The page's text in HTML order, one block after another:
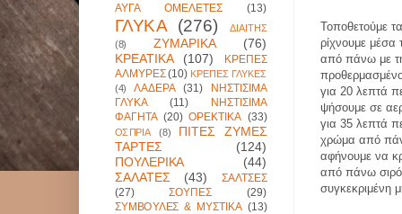
Τοποθετούμε
ρίχνουμε μέσα
από πάνω με
για 20 λεπτά
ψήσουμε σε
για 35 λεπτά
χρώμα από
αφήνουμε να
από πάνω
συγκεκριμένη
ΑΥΓΑ ΟΜΕΛΕΤΕΣ (13)
ΓΛΥΚΑ (276)
ΔΙΑΙΤΗΣ
(8)
ΖΥΜΑΡΙΚΑ
(76)
ΚΡΕΑΤΙΚΑ
(107)
ΚΡΕΠΕΣ
ΑΛΜΥΡΕΣ (10) ΚΡΕΠΕΣ ΓΛΥΚΕΣ
(4)
ΛΑΔΕΡΑ (31)
ΝΗΣΤΙΣΙΜΑ
ΓΛΥΚΑ
(11)
ΝΗΣΤΙΣΙΜΑ
ΦΑΓΗΤΑ (20) ΟΡΕΚΤΙΚΑ (33)
ΟΣΠΡΙΑ (8)
ΠΙΤΕΣ ΖΥΜΕΣ
ΤΑΡΤΕΣ
(124)
ΠΟΥΛΕΡΙΚΑ
(44)
ΣΑΛΑΤΕΣ
(43)
ΣΑΛΤΣΕΣ
(27)
ΣΟΥΠΕΣ
(29)
ΣΥΜΒΟΥΛΕΣ & ΜΥΣΤΙΚΑ (13)